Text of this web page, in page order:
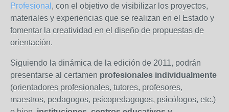
Profesional , con el objetivo de visibilizar los proyectos,
materiales y experiencias que se realizan en el Estado y
fomentar la creatividad en el diseño de propuestas de
orientación.
Siguiendo la dinámica de la edición de 2011, podrán
presentarse al certamen profesionales individualmente
(orientadores profesionales, tutores, profesores,
maestros, pedagogos, psicopedagogos, psicólogos, etc.)